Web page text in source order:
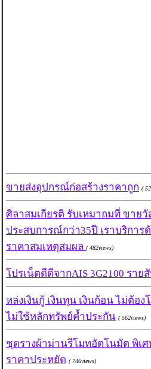
ขายส่งอุปกรณ์ก่อสร้างราคาถูก (
ศิลาสมเกียรติ รับเหมาถมที่ ขาย
ประสบการณ์กว่า35ปี เราบริการ
ราคาสมเหตุสมผล ( 482views)
โปรเน็ตดีดีจากAIS 3G2100 ราย
หล่งเงินกู้ เงินทุน เงินก้อน ไม่ต้อ
ไม่ใช้หลักทรัพย์ค้ำประกัน ( 562views)
ชุดรางผ้าม่านรีโมทอัตโนมัต พิเ
ราคาประหยัด ( 746views)